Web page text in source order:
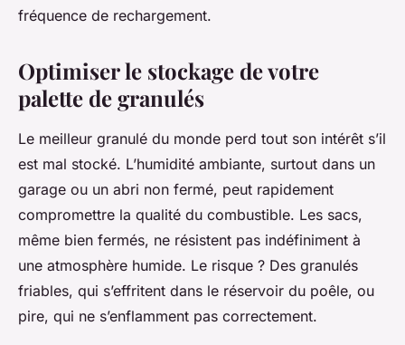
fréquence de rechargement.
Optimiser le stockage de votre
palette de granulés
Le meilleur granulé du monde perd tout son intérêt s’il
est mal stocké. L’humidité ambiante, surtout dans un
garage ou un abri non fermé, peut rapidement
compromettre la qualité du combustible. Les sacs,
même bien fermés, ne résistent pas indéfiniment à
une atmosphère humide. Le risque ? Des granulés
friables, qui s’effritent dans le réservoir du poêle, ou
pire, qui ne s’enflamment pas correctement.